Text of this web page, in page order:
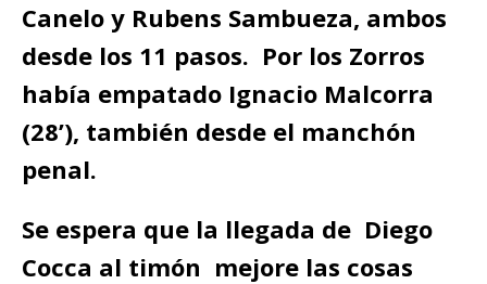
Canelo y Rubens Sambueza, ambos
desde los 11 pasos. Por los Zorros
había empatado Ignacio Malcorra
(28’), también desde el manchón
penal.
Se espera que la llegada de Diego
Cocca al timón mejore las cosas